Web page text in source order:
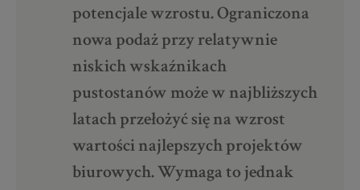
potencjale wzrostu. Ograniczona
nowa podaż przy relatywnie
niskich wskaźnikach
pustostanów może w najbliższych
latach przełożyć się na wzrost
wartości najlepszych projektów
biurowych. Wymaga to jednak